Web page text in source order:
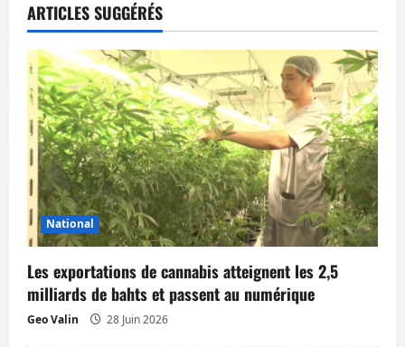
t
i
o
n
d
’
a
r
t
ARTICLES SUGGÉRÉS
National
Les exportations de cannabis atteignent les 2,5
milliards de bahts et passent au numérique
Geo Valin 28 Juin 2026